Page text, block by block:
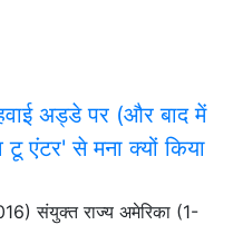
अड्डे पर (और बाद में
टू एंटर' से मना क्यों किया
संयुक्त राज्य अमेरिका (1-